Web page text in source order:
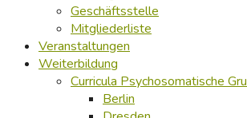
Geschäftsstelle
Mitgliederliste
Veranstaltungen
Weiterbildung
Curricula Psychosomatische
Berlin